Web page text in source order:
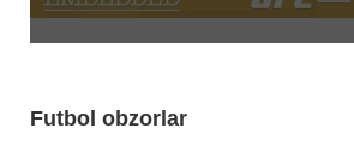
Futbol obzorlar